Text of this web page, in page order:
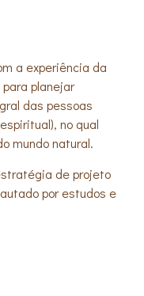
a experiência da
planejar
das pessoas
no qual
mundo natural.
de projeto
por estudos e